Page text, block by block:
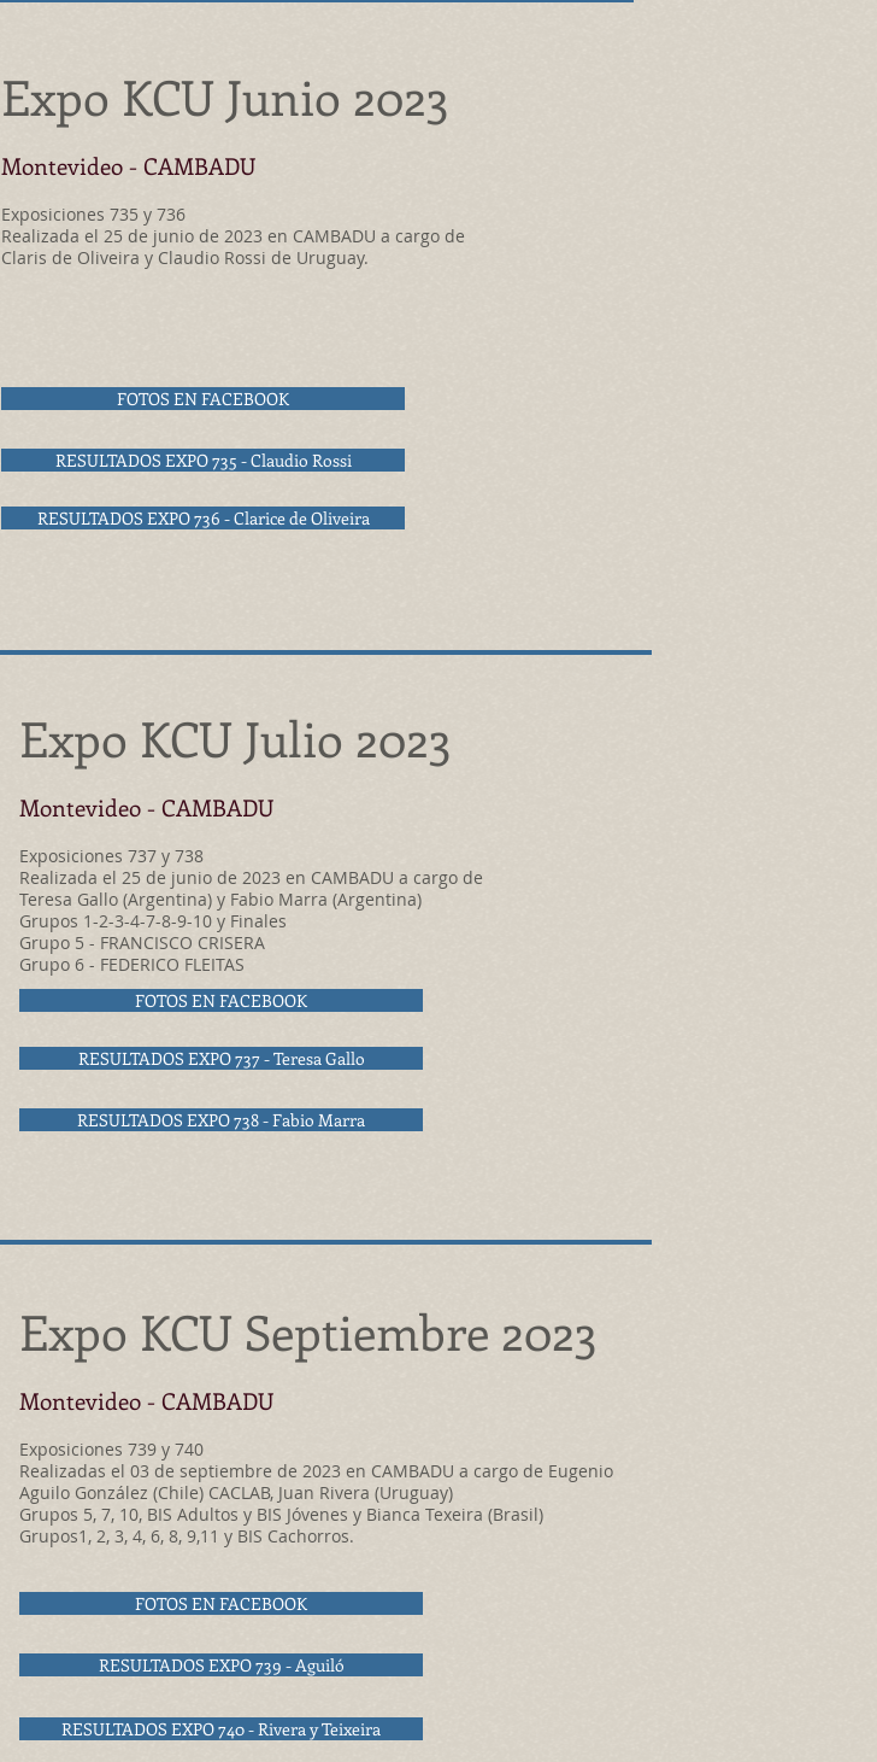
Expo KCU Junio 2023
Montevideo - CAMBADU
Exposiciones 735 y 736
Realizada el 25 de junio de 2023 en CAMBADU a cargo de
Claris de Oliveira y Claudio Rossi de Uruguay.
FOTOS EN FACEBOOK
RESULTADOS EXPO 735 - Claudio Rossi
RESULTADOS EXPO 736 - Clarice de Oliveira
Expo KCU Julio 2023
Montevideo - CAMBADU
Exposiciones 737 y 738
Realizada el 25 de junio de 2023 en CAMBADU a cargo de
Teresa Gallo (Argentina) y Fabio Marra (Argentina)
Grupos 1-2-3-4-7-8-9-10 y Finales
Grupo 5 - FRANCISCO CRISERA
Grupo 6 - FEDERICO FLEITAS
FOTOS EN FACEBOOK
RESULTADOS EXPO 737 - Teresa Gallo
RESULTADOS EXPO 738 - Fabio Marra
Expo KCU Septiembre 2023
Montevideo - CAMBADU
Exposiciones 739 y 740
Realizadas el 03 de septiembre de 2023 en CAMBADU a cargo de Eugenio
Aguilo González (Chile) CACLAB, Juan Rivera (Uruguay)
Grupos 5, 7, 10, BIS Adultos y BIS Jóvenes y Bianca Texeira (Brasil)
Grupos1, 2, 3, 4, 6, 8, 9,11 y BIS Cachorros.
FOTOS EN FACEBOOK
RESULTADOS EXPO 739 - Aguiló
RESULTADOS EXPO 740 - Rivera y Teixeira